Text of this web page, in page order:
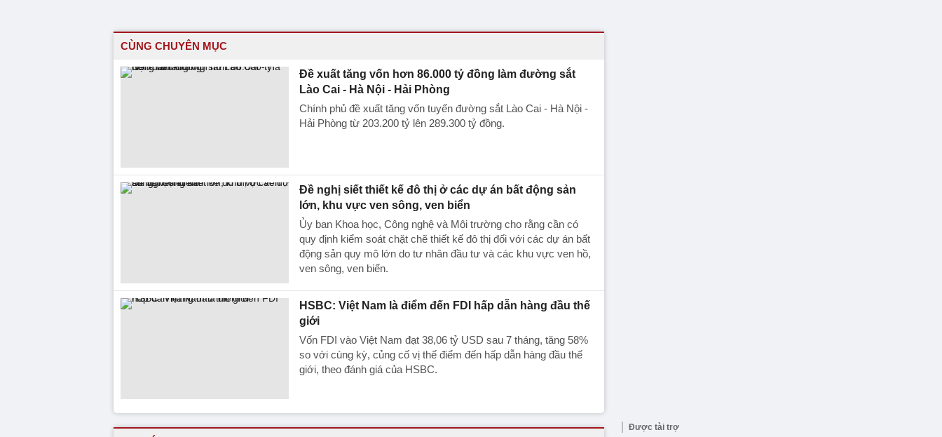
CÙNG CHUYÊN MỤC
Đề xuất tăng vốn hơn 86.000 tỷ đồng làm đường sắt
Lào Cai - Hà Nội - Hải Phòng
Chính phủ đề xuất tăng vốn tuyến đường sắt Lào Cai - Hà Nội -
Hải Phòng từ 203.200 tỷ lên 289.300 tỷ đồng.
Đề nghị siết thiết kế đô thị ở các dự án bất động sản
lớn, khu vực ven sông, ven biển
Ủy ban Khoa học, Công nghệ và Môi trường cho rằng cần có
quy định kiểm soát chặt chẽ thiết kế đô thị đối với các dự án bất
động sản quy mô lớn do tư nhân đầu tư và các khu vực ven hồ,
ven sông, ven biển.
HSBC: Việt Nam là điểm đến FDI hấp dẫn hàng đầu thế
giới
Vốn FDI vào Việt Nam đạt 38,06 tỷ USD sau 7 tháng, tăng 58%
so với cùng kỳ, củng cố vị thế điểm đến hấp dẫn hàng đầu thế
giới, theo đánh giá của HSBC.
Được tài trợ